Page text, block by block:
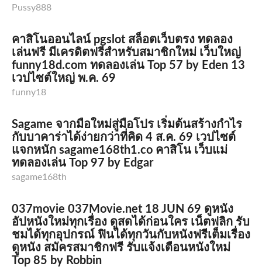
Pussy888
คาสิโนออนไลน์ pgslot สล็อตเว็บตรง ทดลอง
เล่นฟรี มีเครดิตฟรีสำหรับสมาชิกใหม่ เว็บใหญ่
funny18d.com ทดลองเล่น Top 57 by Eden 13
เวปไซต์ใหญ่ พ.ค. 69
funny18
Sagame จากมือใหม่สู่มือโปร เริ่มต้นสร้างกำไร
กับบาคาร่าได้ง่ายกว่าที่คิด 4 ส.ค. 69 เวปไซต์
แจกหนัก sagame168th1.co คาสิโน เว็บแม่
ทดลองเล่น Top 97 by Edgar
sagame168th
037movie 037Movie.net 18 JUN 69 ดูหนัง
อัปหนังใหม่ทุกเรื่อง ดูสดได้ก่อนใคร เน็ตฟลิก รับ
ชมได้ทุกอุปกรณ์ ฟินได้ทุกวันกับหนังฟรีเต็มเรื่อง
ดูหนัง สมัครสมาชิกฟรี รับแจ้งเตือนหนังใหม่
Top 85 by Robbin